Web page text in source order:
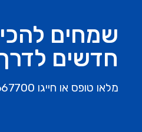
שמחים
חדשים
מלאו טופס או חייגו 03-7667700